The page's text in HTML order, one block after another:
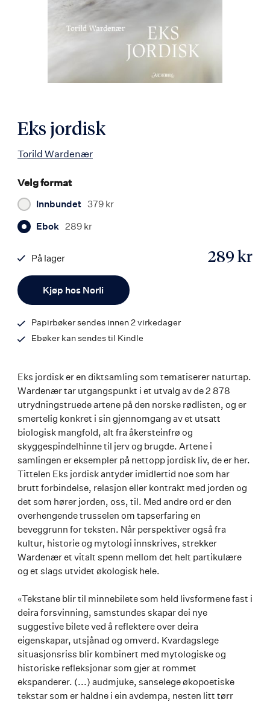
Eks jordisk
Torild Wardenær
Velg format
Innbundet 379 kr
Ebok 289 kr
Kjøp hos Norli
289 kr
På lager
9788203453298
Papirbøker sendes innen 2 virkedager
Ebøker kan sendes til Kindle
Eks jordisk er en diktsamling som tematiserer naturtap.
Wardenær tar utgangspunkt i et utvalg av de 2 878
utrydningstruede artene på den norske rødlisten, og er
smertelig konkret i sin gjennomgang av et utsatt
biologisk mangfold, alt fra åkersteinfrø og
skyggespindelhinne til jerv og brugde. Artene i
samlingen er eksempler på nettopp jordisk liv, de er her.
Tittelen Eks jordisk antyder imidlertid noe som har
brutt forbindelse, relasjon eller kontrakt med jorden og
det som hører jorden, oss, til. Med andre ord er den
overhengende trusselen om tapserfaring en
beveggrunn for teksten. Når perspektiver også fra
kultur, historie og mytologi innskrives, strekker
Wardenær et vitalt spenn mellom det helt partikulære
og et slags utvidet økologisk hele.
«Tekstane blir til minnebilete som held livsformene fast i
deira forsvinning, samstundes skapar dei nye
suggestive bilete ved å reflektere over deira
eigenskapar, utsjånad og omverd. Kvardagslege
situasjonsriss blir kombinert med mytologiske og
historiske refleksjonar som gjer at rommet
ekspanderer. (...) audmjuke, sanselege økopoetiske
tekstar som er haldne i ein avdempa, nesten litt tørr